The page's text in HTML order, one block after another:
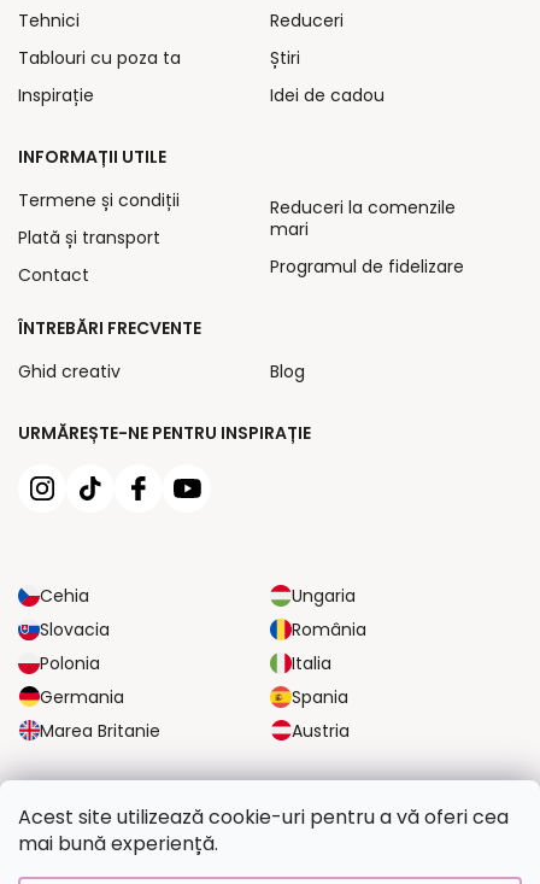
Acest site utilizează cookie-uri pentru a vă oferi cea
mai bună experiență.
URMĂREȘTE-NE PENTRU INSPIRAȚIE
Cehia
Ungaria
Slovacia
România
Polonia
Italia
Germania
Spania
Marea Britanie
Austria
Tehnici
Tablouri cu poza ta
Inspirație
Reduceri
Știri
Idei de cadou
INFORMAȚII UTILE
Termene și condiții
Plată și transport
Contact
Reduceri la comenzile
mari
Programul de fidelizare
ÎNTREBĂRI FRECVENTE
Ghid creativ
Blog